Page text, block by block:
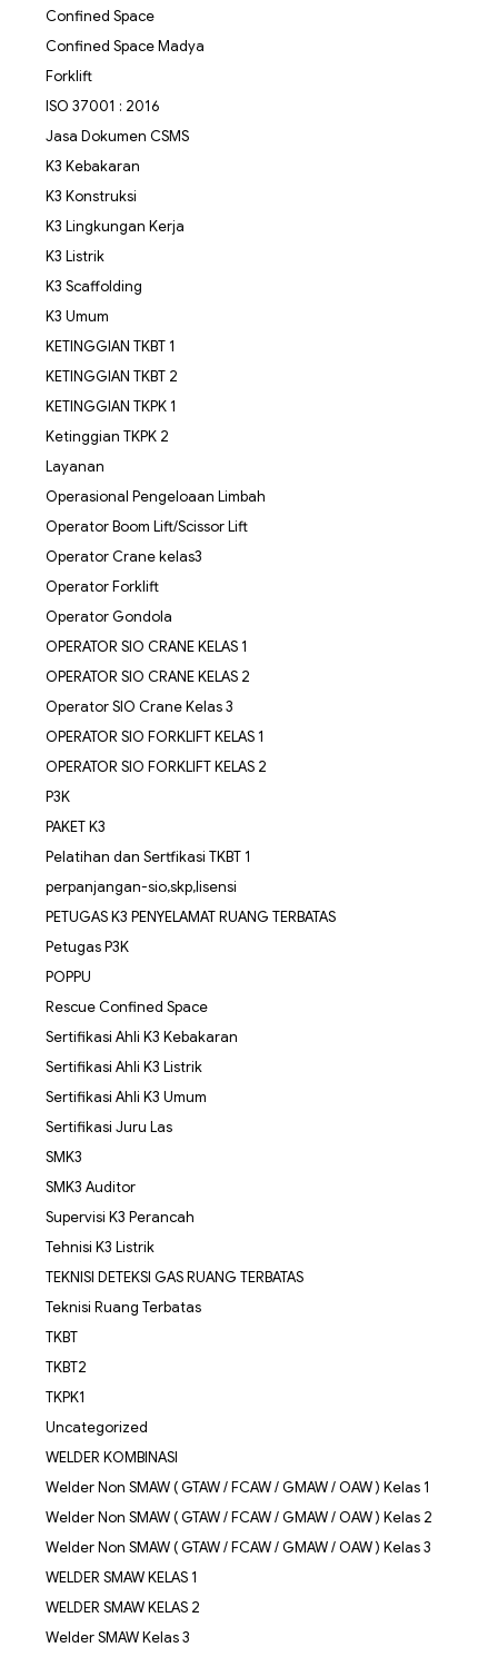
Confined Space
Confined Space Madya
Forklift
ISO 37001 : 2016
Jasa Dokumen CSMS
K3 Kebakaran
K3 Konstruksi
K3 Lingkungan Kerja
K3 Listrik
K3 Scaffolding
K3 Umum
KETINGGIAN TKBT 1
KETINGGIAN TKBT 2
KETINGGIAN TKPK 1
Ketinggian TKPK 2
Layanan
Operasional Pengeloaan Limbah
Operator Boom Lift/Scissor Lift
Operator Crane kelas3
Operator Forklift
Operator Gondola
OPERATOR SIO CRANE KELAS 1
OPERATOR SIO CRANE KELAS 2
Operator SIO Crane Kelas 3
OPERATOR SIO FORKLIFT KELAS 1
OPERATOR SIO FORKLIFT KELAS 2
P3K
PAKET K3
Pelatihan dan Sertfikasi TKBT 1
perpanjangan-sio,skp,lisensi
PETUGAS K3 PENYELAMAT RUANG TERBATAS
Petugas P3K
POPPU
Rescue Confined Space
Sertifikasi Ahli K3 Kebakaran
Sertifikasi Ahli K3 Listrik
Sertifikasi Ahli K3 Umum
Sertifikasi Juru Las
SMK3
SMK3 Auditor
Supervisi K3 Perancah
Tehnisi K3 Listrik
TEKNISI DETEKSI GAS RUANG TERBATAS
Teknisi Ruang Terbatas
TKBT
TKBT2
TKPK1
Uncategorized
WELDER KOMBINASI
Welder Non SMAW ( GTAW / FCAW / GMAW / OAW ) Kelas 1
Welder Non SMAW ( GTAW / FCAW / GMAW / OAW ) Kelas 2
Welder Non SMAW ( GTAW / FCAW / GMAW / OAW ) Kelas 3
WELDER SMAW KELAS 1
WELDER SMAW KELAS 2
Welder SMAW Kelas 3